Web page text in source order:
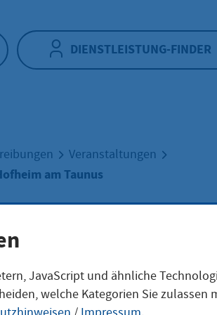
DIENSTLEISTUNG-FINDER
Veranstaltungen
am Taunus
JavaScript und ähnliche
welche Kategorien Sie zulassen